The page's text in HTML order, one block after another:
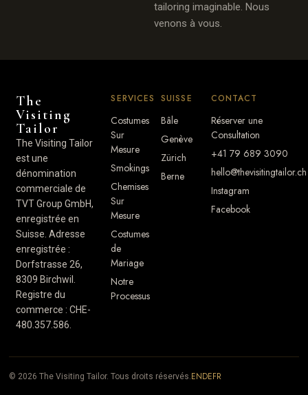
tailoring imaginable. Nous
venons à vous.
The
Visiting
Tailor
The Visiting Tailor
est une
dénomination
commerciale de
TVT Group GmbH,
enregistrée en
Suisse. Adresse
enregistrée :
Dorfstrasse 26,
8309 Birchwil.
Registre du
commerce : CHE-
480.357.586.
SERVICES
Costumes
Sur
Mesure
Smokings
Chemises
Sur
Mesure
Costumes
de
Mariage
Notre
Processus
SUISSE
Bâle
Genève
Zürich
Berne
CONTACT
Réserver une
Consultation
+41 79 689 3090
hello@thevisitingtailor.ch
Instagram
Facebook
© 2026 The Visiting Tailor. Tous droits réservés.ENDEFR